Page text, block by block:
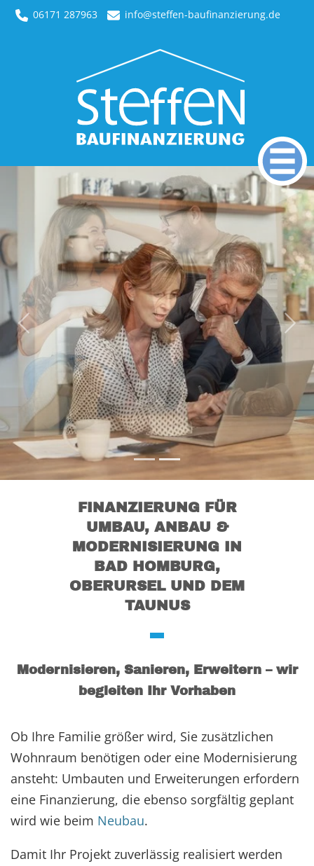
06171 287963 info@steffen-baufinanzierung.de
Previous
FINANZIERUNG FÜR
UMBAU, ANBAU &
MODERNISIERUNG IN
BAD HOMBURG,
OBERURSEL UND DEM
TAUNUS
Modernisieren, Sanieren, Erweitern – wir
begleiten Ihr Vorhaben
Ob Ihre Familie größer wird, Sie zusätzlichen
Wohnraum benötigen oder eine Modernisierung
ansteht: Umbauten und Erweiterungen erfordern
eine Finanzierung, die ebenso sorgfältig geplant
wird wie beim Neubau.
Damit Ihr Projekt zuverlässig realisiert werden